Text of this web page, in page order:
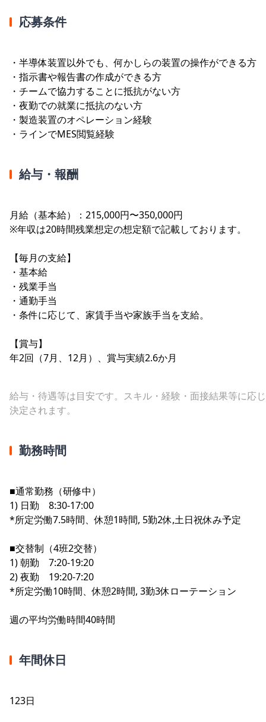
応募条件
・半導体装置以外でも、何かしらの装置の操作ができる方
・指示書や報告書の作成ができる方
・チームで協力することに抵抗がない方
・夜勤での就業に抵抗のない方
・製造装置のオペレーション経験
・ラインでMES閲覧経験
給与・報酬
月給（基本給）：215,000円〜350,000円
※年収は20時間残業想定の想定額で記載しております。
【毎月の支給】
・基本給
・残業手当
・通勤手当
・条件に応じて、家賃手当や家族手当を支給。
【賞与】
年2回（7月、12月）、賞与実績2.6か月
給与・待遇等は目安です。スキル・経験・面接結果等に応
決定されます。
勤務時間
■通常勤務（研修中）
1) 日勤 8:30-17:00
*所定労働7.5時間、休憩1時間, 5勤2休,土日祝休み予定
■交替制（4班2交替）
1) 朝勤 7:20‐19:20
2) 夜勤 19:20‐7:20
*所定労働10時間、休憩2時間, 3勤3休ローテーション
週の平均労働時間40時間
年間休日
123日